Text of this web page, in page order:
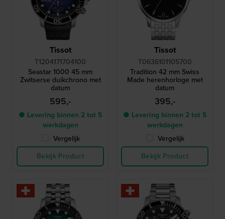
Tissot
T1204171704100
Seastar 1000 45 mm
Zwitserse duikchrono met
datum
595,-
● Levering binnen 2 tot 5
werkdagen
Vergelijk
Bekijk Product
Tissot
T0636101105700
Tradition 42 mm Swiss
Made herenhorloge met
datum
395,-
● Levering binnen 2 tot 5
werkdagen
Vergelijk
Bekijk Product